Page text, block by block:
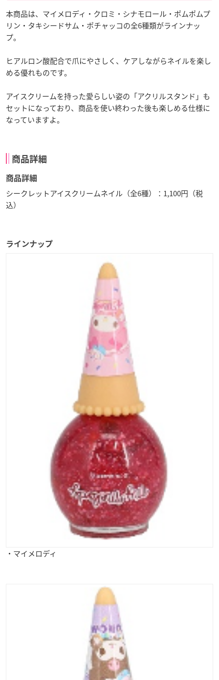
本商品は、マイメロディ・クロミ・シナモロール・ポムポムプ
リン・タキシードサム・ポチャッコの全6種類がラインナッ
プ。
ヒアルロン酸配合で爪にやさしく、ケアしながらネイルを楽し
める優れものです。
アイスクリームを持った愛らしい姿の「アクリルスタンド」も
セットになっており、商品を使い終わった後も楽しめる仕様に
なっていますよ。
商品詳細
商品詳細
シークレットアイスクリームネイル（全6種）：1,100円（税
込）
ラインナップ
・マイメロディ